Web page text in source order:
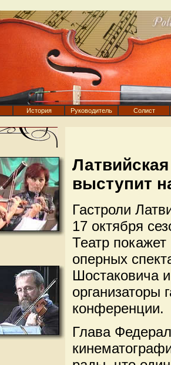
История Руководитель Солист
выступит
Гастроли
17 октября
Театр
оперных
Шостаковича
организаторы
конференции.
Глава